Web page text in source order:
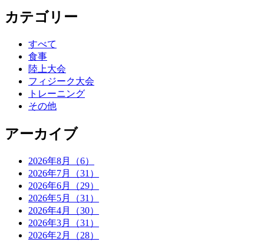
カテゴリー
すべて
食事
陸上大会
フィジーク大会
トレーニング
その他
アーカイブ
2026年8月（6）
2026年7月（31）
2026年6月（29）
2026年5月（31）
2026年4月（30）
2026年3月（31）
2026年2月（28）